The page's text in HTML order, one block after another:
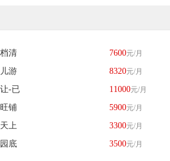
清 7600元/月
游 8320元/月
-已 11000元/月
铺 5900元/月
上
转
3300元/月
底 3500元/月